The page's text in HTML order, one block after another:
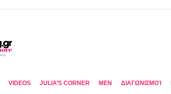
VIDEOS JULIA’S CORNER MEN ΔΙΑΓΩΝΙΣΜΟΊ